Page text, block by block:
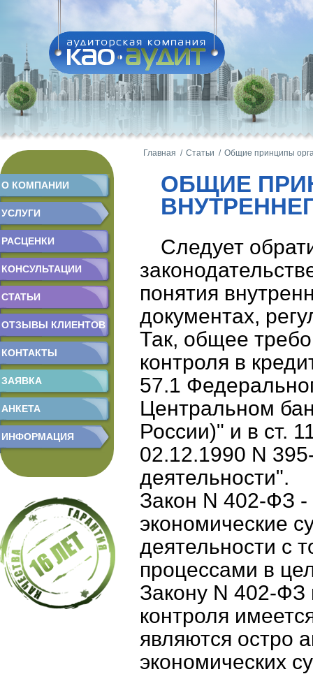
Главная / Статьи / Общие принципы
ОБЩИЕ
Следует
понятия
документах,
Так, общее
контроля в
57.1
Центральном
России)" и в ст.
02.12.1990 N
деятельности".
Закон N 402-ФЗ -
экономические
деятельности с
процессами в
Закону N 402-ФЗ
контроля
являются остро
экономических
О КОМПАНИИ
УСЛУГИ
РАСЦЕНКИ
КОНСУЛЬТАЦИИ
СТАТЬИ
ОТЗЫВЫ КЛИЕНТОВ
КОНТАКТЫ
ЗАЯВКА
АНКЕТА
ИНФОРМАЦИЯ